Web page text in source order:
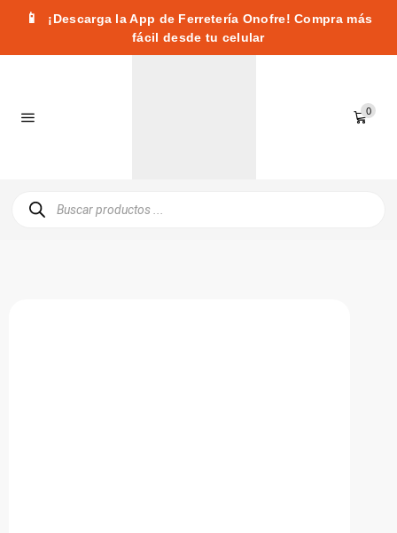
📱
¡Descarga la App de Ferretería Onofre! Compra más
fácil desde tu celular
0